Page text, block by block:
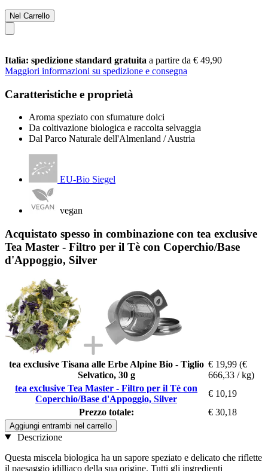
Nel Carrello
Italia: spedizione standard gratuita a partire da € 49,90
Maggiori informazioni su spedizione e consegna
Caratteristiche e proprietà
Aroma speziato con sfumature dolci
Da coltivazione biologica e raccolta selvaggia
Dal Parco Naturale dell'Almenland / Austria
EU-Bio Siegel
vegan
Acquistato spesso in combinazione con tea exclusive
Tea Master - Filtro per il Tè con Coperchio/Base
d'Appoggio, Silver
tea exclusive Tisana alle Erbe Alpine Bio - Tiglio
Selvatico, 30 g
€ 19,99 (€
666,33 / kg)
tea exclusive Tea Master - Filtro per il Tè con
Coperchio/Base d'Appoggio, Silver
€ 10,19
Prezzo totale:
€ 30,18
Aggiungi entrambi nel carrello
Descrizione
Questa miscela biologica ha un sapore speziato e delicato che riflette
il paesaggio idilliaco della sua origine. Tutti gli ingredienti